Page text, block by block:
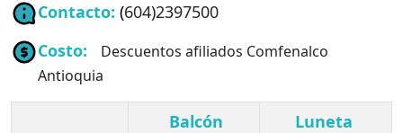
Contacto: (604)2397500
Costo: Descuentos afiliados Comfenalco
Antioquia
Balcón
Luneta